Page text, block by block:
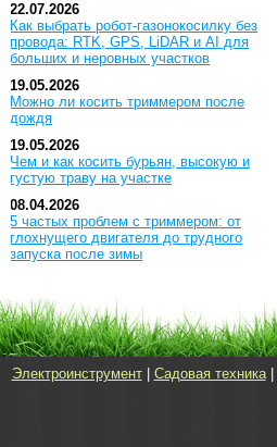
22.07.2026
Как выбрать робот-газонокосилку без
провода: RTK, GPS, LiDAR и AI для
больших и неровных участков
19.05.2026
Можно ли косить триммером после
дождя
19.05.2026
Чем и как косить бурьян, высокую и
густую траву на участке
08.04.2026
5 частых проблем с триммером: от
глохнущего двигателя до трудного
запуска после зимы
Электроинструмент| Садовая техника|